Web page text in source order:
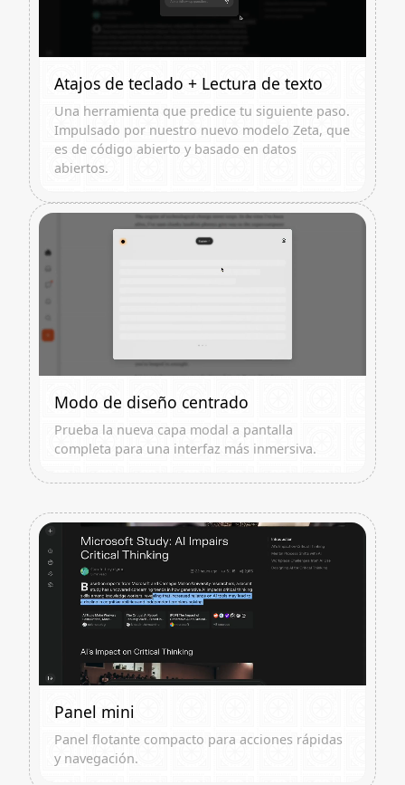
Atajos de teclado + Lectura de texto
Una herramienta que predice tu siguiente paso.
Impulsado por nuestro nuevo modelo Zeta, que
es de código abierto y basado en datos
abiertos.
Modo de diseño centrado
Prueba la nueva capa modal a pantalla
completa para una interfaz más inmersiva.
Panel mini
Panel flotante compacto para acciones rápidas
y navegación.